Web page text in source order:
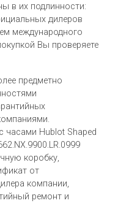
в их подлинности:
дилеров
международного
Вы проверяете
предметно
часами Hublot Shaped
коробку,
от
компании,
ремонт и